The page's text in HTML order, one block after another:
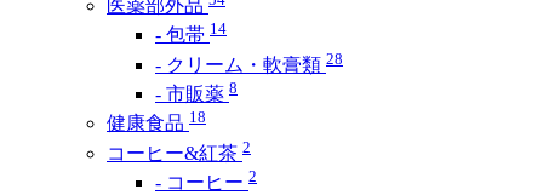
医薬部外品
- 包帯 14
- クリーム・軟膏類 28
- 市販薬 8
健康食品 18
コーヒー&紅茶 2
- コーヒー 2